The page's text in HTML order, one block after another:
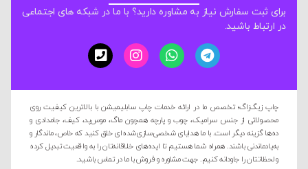
برای ثبت سفارش نیاز به مشاوره دارید؟ با ما در شبکه های اجتماعی
در ارتباط باشید.
چاپ زیگ‌زاگ؛ تخصص ما در ارائه خدمات چاپ سابلیمیشن با بالاترین کیفیت روی
محصولاتی از جنس سرامیک، چوب و پارچه همچون ماگ، موس‌پد، کیف، جامدادی و
ده‌ها گزینه دیگر است. با ما هدایای شخصی‌سازی‌شده‌ای خلق کنید که خاص، ماندگار و
به‌یادماندنی باشند. همراه شما هستیم تا ایده‌های خلاقانه‌تان را به واقعیت تبدیل کرده
و لحظاتتان را جاودانه کنیم. جهت مشاوره و فروش با ما در تماس باشید.